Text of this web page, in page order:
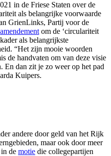
in de Friese Staten over de
als belangrijke voorwaarde
GrienLinks, Partij voor de
amendementom de ‘circulariteit
als belangrijkste
“Het zijn mooie woorden
de handvaten om van deze visie
En dan zit je zo weer op het pad
Kuipers.
andere door geld van het Rijk
maar ook door meer
de motie die collegepartijen